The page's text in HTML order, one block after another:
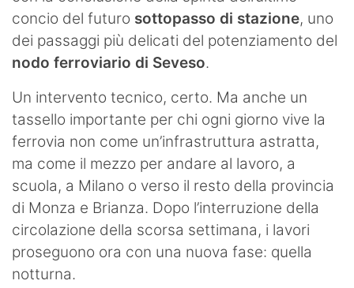
Altre
News
Turismo
Eventi
concio del futuro sottopasso di stazione, uno
dei passaggi più delicati del potenziamento del
nodo ferroviario di Seveso.
Un intervento tecnico, certo. Ma anche un
tassello importante per chi ogni giorno vive la
ferrovia non come un’infrastruttura astratta,
ma come il mezzo per andare al lavoro, a
scuola, a Milano o verso il resto della provincia
di Monza e Brianza. Dopo l’interruzione della
circolazione della scorsa settimana, i lavori
proseguono ora con una nuova fase: quella
notturna.